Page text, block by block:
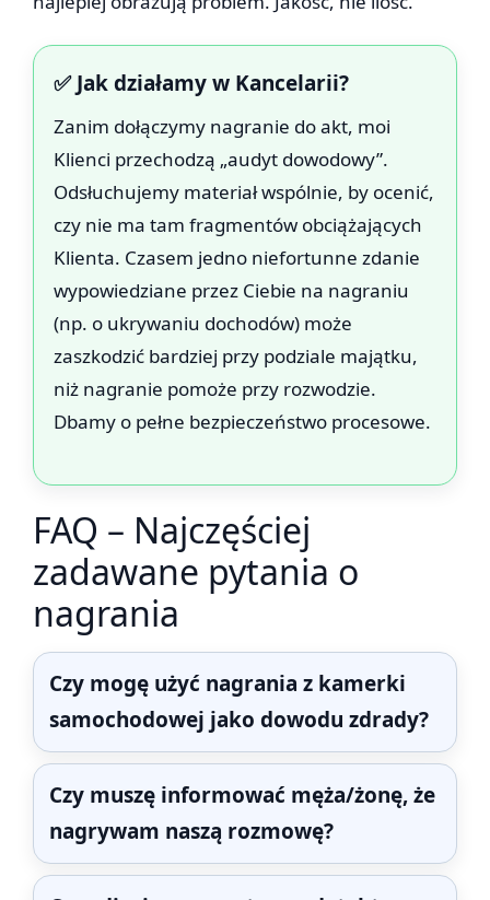
✅ Jak działamy w Kancelarii?
Zanim dołączymy nagranie do akt, moi
Klienci przechodzą „audyt dowodowy”.
Odsłuchujemy materiał wspólnie, by ocenić,
czy nie ma tam fragmentów obciążających
Klienta. Czasem jedno niefortunne zdanie
wypowiedziane przez Ciebie na nagraniu
(np. o ukrywaniu dochodów) może
zaszkodzić bardziej przy podziale majątku,
niż nagranie pomoże przy rozwodzie.
Dbamy o pełne bezpieczeństwo procesowe.
FAQ – Najczęściej
zadawane pytania o
nagrania
Czy mogę użyć nagrania z kamerki
samochodowej jako dowodu zdrady?
Czy muszę informować męża/żonę, że
nagrywam naszą rozmowę?